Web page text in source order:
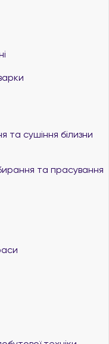
та сушіння білизни
та прасування